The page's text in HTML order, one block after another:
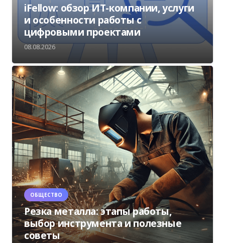
iFellow: обзор ИТ-компании, услуги
и особенности работы с
цифровыми проектами
08.08.2026
ОБЩЕСТВО
Резка металла: этапы работы,
выбор инструмента и полезные
советы